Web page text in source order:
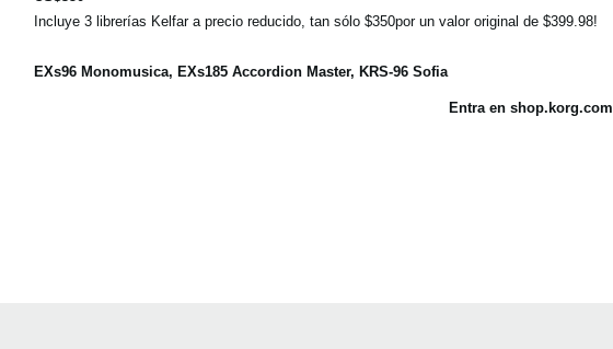
Incluye 3 librerías Kelfar a precio reducido, tan sólo $350por un valor original de $399.98!
EXs96 Monomusica, EXs185 Accordion Master, KRS-96 Sofia
Entra en shop.korg.com